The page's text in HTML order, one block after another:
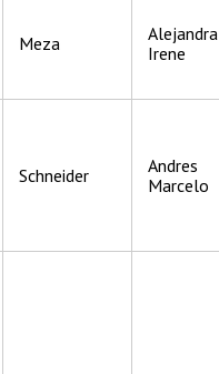
Meza
Alejandra
Irene
Schneider
Andres
Marcelo